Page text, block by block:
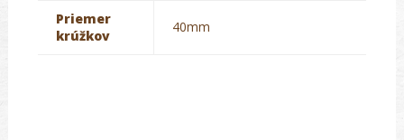
Priemer
krúžkov
40mm